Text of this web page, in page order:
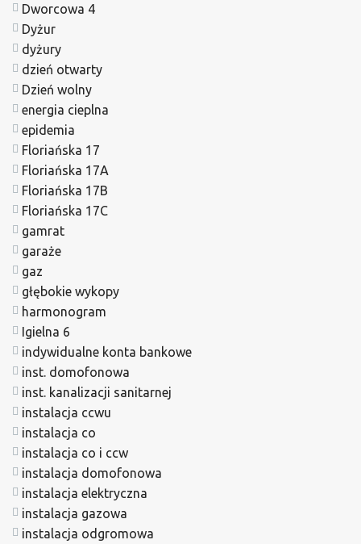
Dworcowa 4
Dyżur
dyżury
dzień otwarty
Dzień wolny
energia cieplna
epidemia
Floriańska 17
Floriańska 17A
Floriańska 17B
Floriańska 17C
gamrat
garaże
gaz
głębokie wykopy
harmonogram
Igielna 6
indywidualne konta bankowe
inst. domofonowa
inst. kanalizacji sanitarnej
instalacja ccwu
instalacja co
instalacja co i ccw
instalacja domofonowa
instalacja elektryczna
instalacja gazowa
instalacja odgromowa